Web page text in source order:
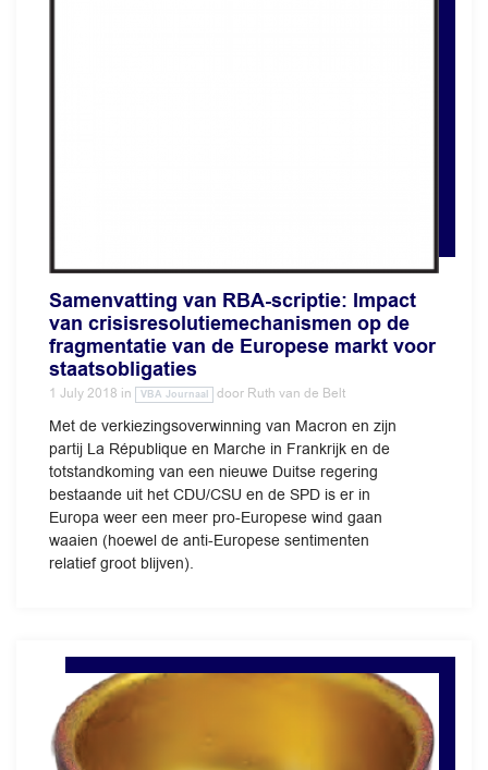
Samenvatting van RBA-scriptie: Impact
van crisisresolutiemechanismen op de
fragmentatie van de Europese markt voor
staatsobligaties
1 July 2018 in VBA Journaal door Ruth van de Belt
Met de verkiezingsoverwinning van Macron en zijn
partij La République en Marche in Frankrijk en de
totstandkoming van een nieuwe Duitse regering
bestaande uit het CDU/CSU en de SPD is er in
Europa weer een meer pro-Europese wind gaan
waaien (hoewel de anti-Europese sentimenten
relatief groot blijven).